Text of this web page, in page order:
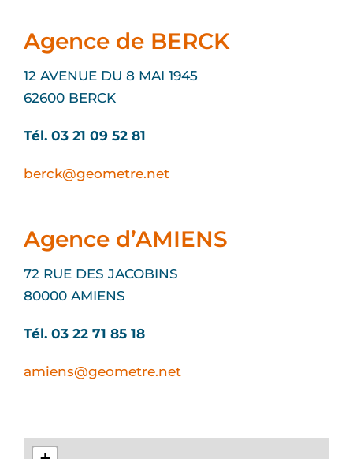
Agence de BERCK
12 AVENUE DU 8 MAI 1945
62600 BERCK
Tél. 03 21 09 52 81
berck@geometre.net
Agence d’AMIENS
72 RUE DES JACOBINS
80000 AMIENS
Tél. 03 22 71 85 18
amiens@geometre.net